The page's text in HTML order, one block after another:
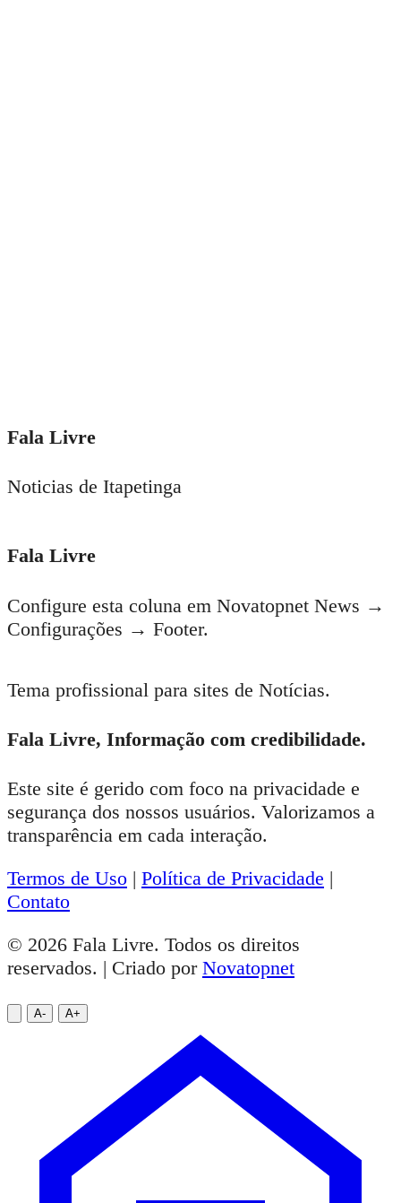
Fala Livre
Noticias de Itapetinga
Fala Livre
Configure esta coluna em Novatopnet News →
Configurações → Footer.
Tema profissional para sites de Notícias.
Fala Livre, Informação com credibilidade.
Este site é gerido com foco na privacidade e
segurança dos nossos usuários. Valorizamos a
transparência em cada interação.
Termos de Uso | Política de Privacidade |
Contato
© 2026 Fala Livre. Todos os direitos
reservados. | Criado por Novatopnet
A- A+